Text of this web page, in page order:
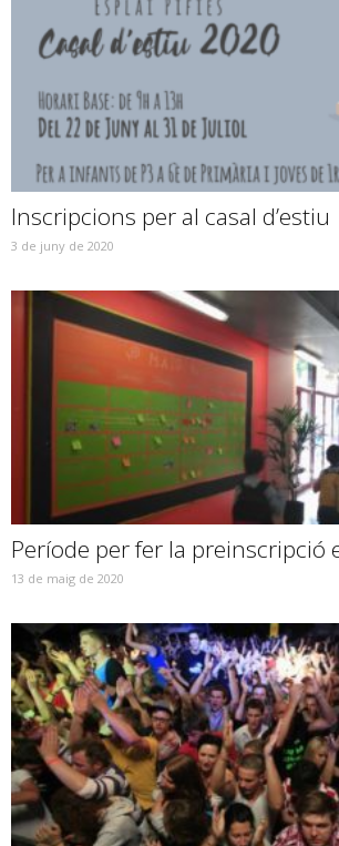
Inscripcions per al casal d’estiu
3 de juny de 2020
Període per fer la preinscripció
13 de maig de 2020